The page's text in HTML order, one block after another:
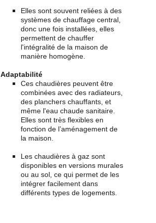
Elles sont souvent reliées à des
systèmes de chauffage central,
donc une fois installées, elles
permettent de chauffer
l'intégralité de la maison de
manière homogène.
Adaptabilité
Ces chaudières peuvent être
combinées avec des radiateurs,
des planchers chauffants, et
même l'eau chaude sanitaire.
Elles sont très flexibles en
fonction de l’aménagement de
la maison.
Les chaudières à gaz sont
disponibles en versions murales
ou au sol, ce qui permet de les
intégrer facilement dans
différents types de logements.